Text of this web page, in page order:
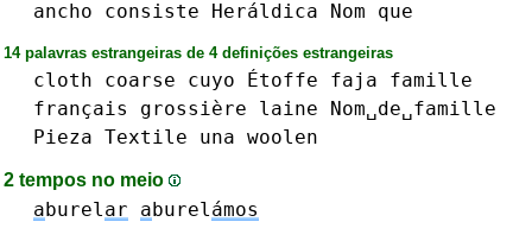
ancho consiste Heráldica Nom que
14 palavras estrangeiras de 4 definições estrangeiras
cloth coarse cuyo Étoffe faja
famille
français
grossière laine
Nom␣de␣famille
Pieza Textile una woolen
2 tempos no meio
aburelar aburelámos